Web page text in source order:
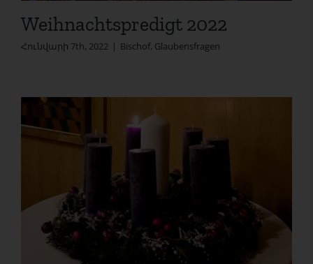
Weihnachtspredigt 2022
Հունվարի 7th, 2022 | Bischof, Glaubensfragen